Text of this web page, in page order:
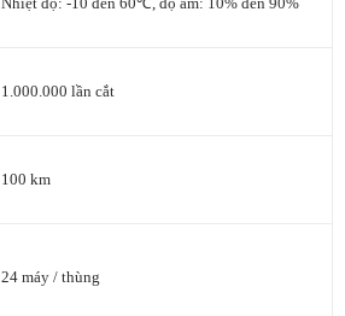
Nhiệt độ: -10 đến 60℃, độ ẩm: 10% đến 90%
1.000.000 lần cắt
100 km
24 máy / thùng